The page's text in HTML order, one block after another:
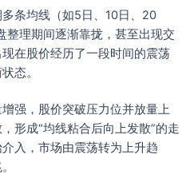
条均线（如5日、10日、20
整理期间逐渐靠拢，甚至出现交
在股价经历了一段时间的震荡
态。
强，股价突破压力位并放量上
形成“均线粘合后向上发散”的走
入，市场由震荡转为上升趋